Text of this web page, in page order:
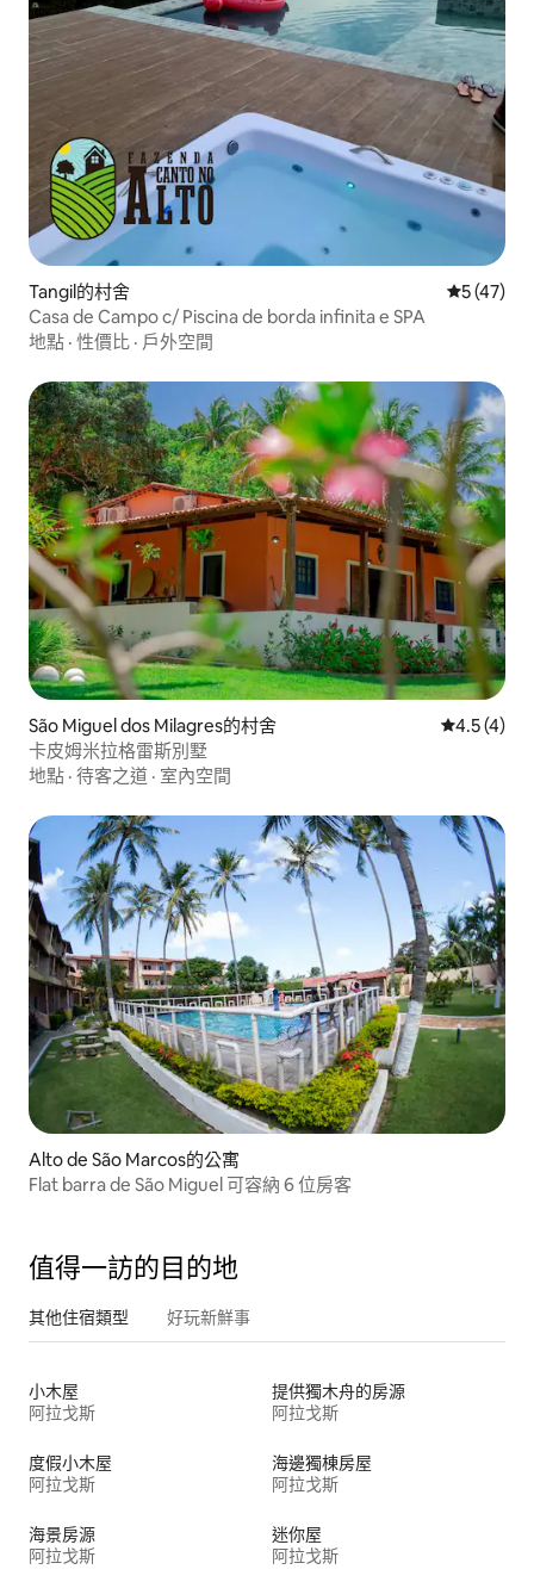
Tangil的村舍 從 47 則評
5 (47)
Casa de Campo c/ Piscina de borda infinita e SPA
地點 · 性價比 · 戶外空間
São Miguel dos Milagres的村舍 從 4 則評
4.5 (4)
卡皮姆米拉格雷斯別墅
地點 · 待客之道 · 室內空間
Alto de São Marcos的公寓
Flat barra de São Miguel 可容納 6 位房客
值得一訪的目的地
其他住宿類型 好玩新鮮事
小木屋
阿拉戈斯
提供獨木舟的房源
阿拉戈斯
度假小木屋
阿拉戈斯
海邊獨棟房屋
阿拉戈斯
海景房源
阿拉戈斯
迷你屋
阿拉戈斯